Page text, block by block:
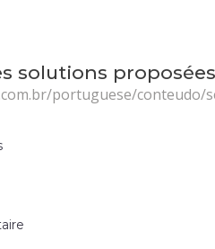
solutions
portuguese/conteudo/